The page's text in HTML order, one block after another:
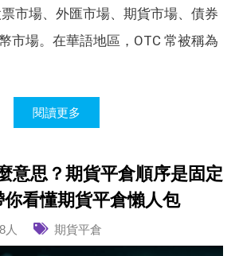
市場、外匯市場、期貨市場、債券
市場。在華語地區，OTC 常被稱為
閱讀更多
意思？期貨平倉順序是固定
看懂期貨平倉懶人包
人 期貨平倉